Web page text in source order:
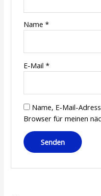
Name *
E-Mail *
Name, E-Mail-
Browser für meinen